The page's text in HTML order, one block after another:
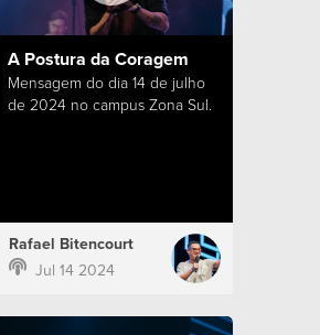
A Postura da Coragem
Mensagem do dia 14 de julho
de 2024 no campus Zona Sul.
Rafael Bitencourt
Jul 14 2024